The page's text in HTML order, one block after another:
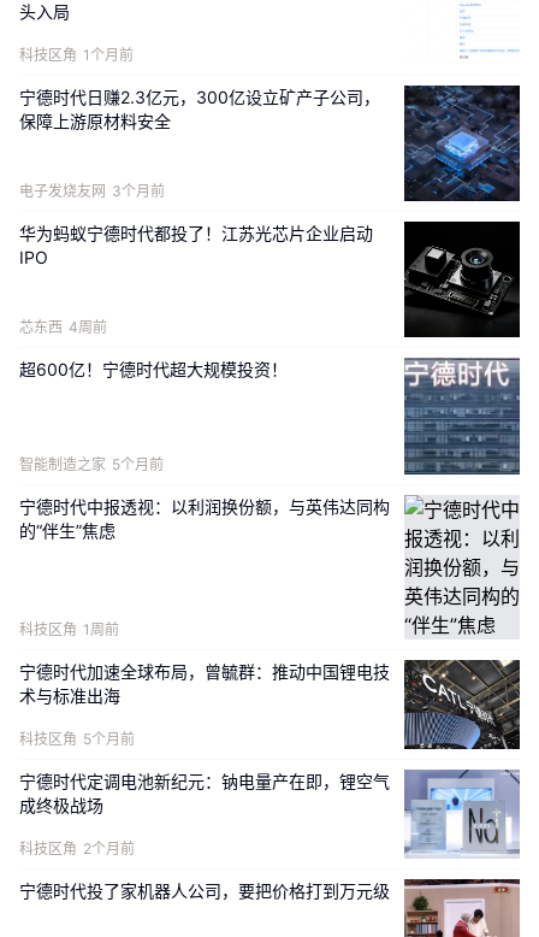
头入局
科技区角 1个月前
宁德时代日赚2.3亿元，300亿设立矿产子公司，
保障上游原材料安全
电子发烧友网 3个月前
华为蚂蚁宁德时代都投了！江苏光芯片企业启动
IPO
芯东西 4周前
超600亿！宁德时代超大规模投资！
智能制造之家 5个月前
宁德时代中报透视：以利润换份额，与英伟达同构
的“伴生”焦虑
科技区角 1周前
宁德时代加速全球布局，曾毓群：推动中国锂电技
术与标准出海
科技区角 5个月前
宁德时代定调电池新纪元：钠电量产在即，锂空气
成终极战场
科技区角 2个月前
宁德时代投了家机器人公司，要把价格打到万元级